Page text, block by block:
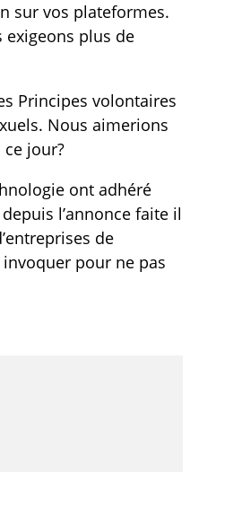
sur vos plateformes.
exigeons plus de
Principes volontaires
Nous aimerions
jour?
ont adhéré
l’annonce faite il
de
pour ne pas